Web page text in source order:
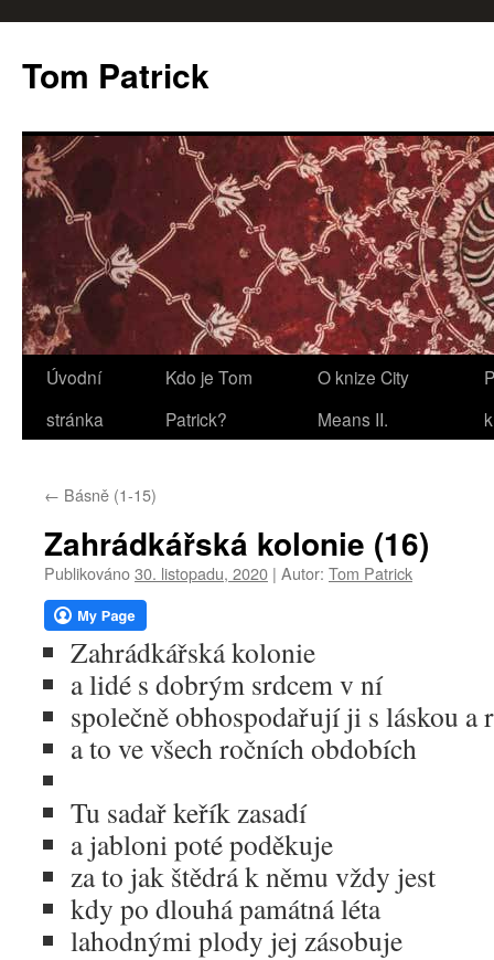
Tom Patrick
Přejít
webu
Úvodní
stránka
Kdo je Tom
Patrick?
O knize City
Means II.
← Básně (1-15)
Zahrádkářská kolonie (16)
Publikováno30. listopadu, 2020 | Autor: Tom Patrick
Zahrádkářská kolonie
a lidé s dobrým srdcem v ní
společně obhospodařují ji s láskou a
a to ve všech ročních obdobích
Tu sadař keřík zasadí
a jabloni poté poděkuje
za to jak štědrá k němu vždy jest
kdy po dlouhá památná léta
lahodnými plody jej zásobuje